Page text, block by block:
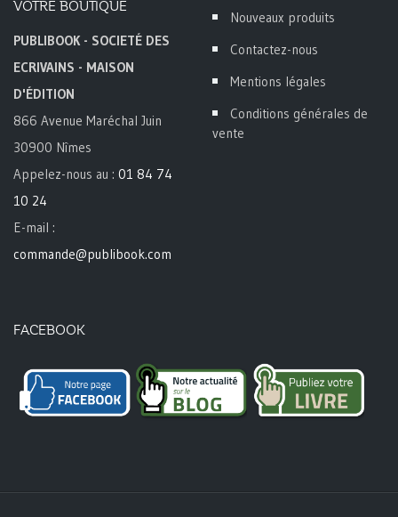
VOTRE BOUTIQUE
PUBLIBOOK - SOCIETÉ DES
ECRIVAINS - MAISON
D'ÉDITION
866 Avenue Maréchal Juin
30900 Nîmes
Appelez-nous au : 01 84 74
10 24
E-mail :
commande@publibook.com
Nouveaux produits
Contactez-nous
Mentions légales
Conditions générales de
vente
FACEBOOK